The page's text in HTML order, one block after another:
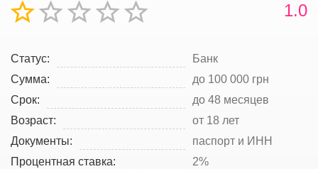
1.0
Статус:
Банк
Сумма:
до 100 000 грн
Срок:
до 48 месяцев
Возраст:
от 18 лет
Документы:
паспорт и ИНН
Процентная ставка:
2%